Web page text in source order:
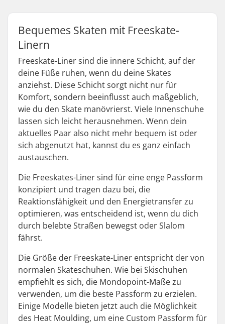
Bequemes Skaten mit Freeskate-
Linern
Freeskate-Liner sind die innere Schicht, auf der
deine Füße ruhen, wenn du deine Skates
anziehst. Diese Schicht sorgt nicht nur für
Komfort, sondern beeinflusst auch maßgeblich,
wie du den Skate manövrierst. Viele Innenschuhe
lassen sich leicht herausnehmen. Wenn dein
aktuelles Paar also nicht mehr bequem ist oder
sich abgenutzt hat, kannst du es ganz einfach
austauschen.
Die Freeskates-Liner sind für eine enge Passform
konzipiert und tragen dazu bei, die
Reaktionsfähigkeit und den Energietransfer zu
optimieren, was entscheidend ist, wenn du dich
durch belebte Straßen bewegst oder Slalom
fährst.
Die Größe der Freeskate-Liner entspricht der von
normalen Skateschuhen. Wie bei Skischuhen
empfiehlt es sich, die Mondopoint-Maße zu
verwenden, um die beste Passform zu erzielen.
Einige Modelle bieten jetzt auch die Möglichkeit
des Heat Moulding, um eine Custom Passform für